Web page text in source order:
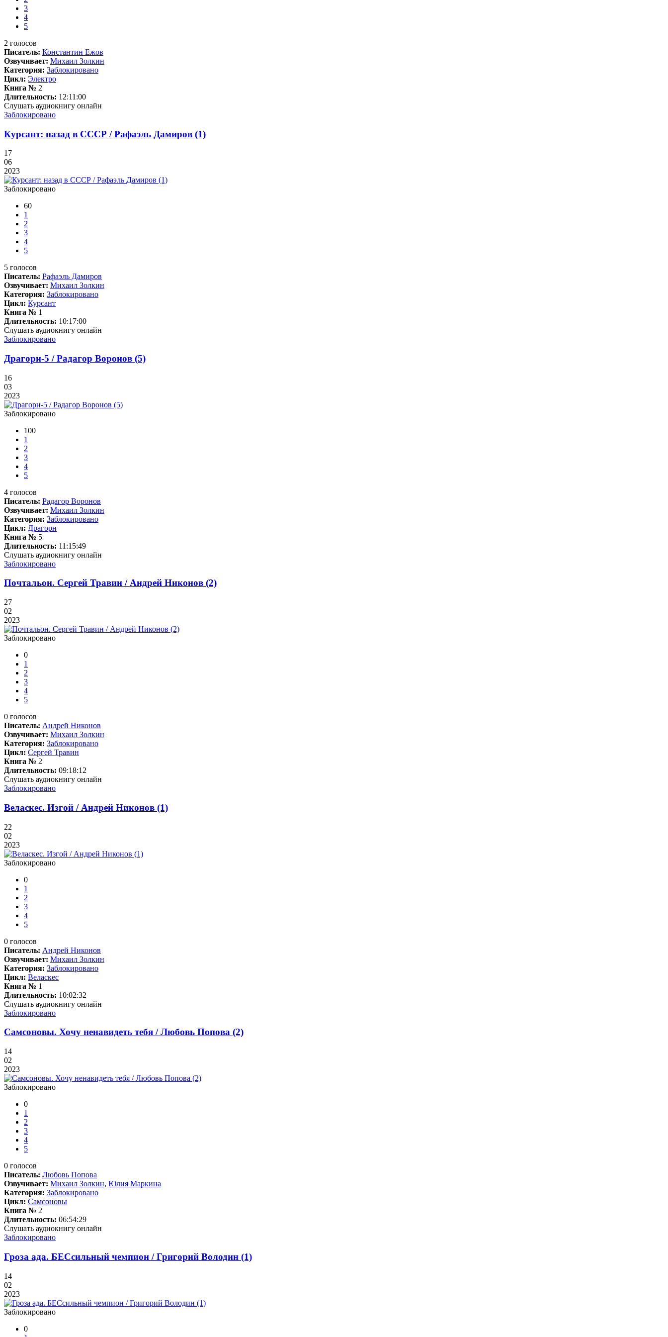
3
4
5
2 голосов
Писатель: Константин Ежов
Озвучивает: Михаил Золкин
Категория: Заблокировано
Цикл: Электро
Книга № 2
Длительность: 12:11:00
Слушать аудиокнигу онлайн
Заблокировано
Курсант: назад в СССР / Рафаэль Дамиров (1)
17
06
2023
Заблокировано
60
1
2
3
4
5
5 голосов
Писатель: Рафаэль Дамиров
Озвучивает: Михаил Золкин
Категория: Заблокировано
Цикл: Курсант
Книга № 1
Длительность: 10:17:00
Слушать аудиокнигу онлайн
Заблокировано
Драгорн-5 / Радагор Воронов (5)
16
03
2023
Заблокировано
100
1
2
3
4
5
4 голосов
Писатель: Радагор Воронов
Озвучивает: Михаил Золкин
Категория: Заблокировано
Цикл: Драгорн
Книга № 5
Длительность: 11:15:49
Слушать аудиокнигу онлайн
Заблокировано
Почтальон. Сергей Травин / Андрей Никонов (2)
27
02
2023
Заблокировано
0
1
2
3
4
5
0 голосов
Писатель: Андрей Никонов
Озвучивает: Михаил Золкин
Категория: Заблокировано
Цикл: Сергей Травин
Книга № 2
Длительность: 09:18:12
Слушать аудиокнигу онлайн
Заблокировано
Веласкес. Изгой / Андрей Никонов (1)
22
02
2023
Заблокировано
0
1
2
3
4
5
0 голосов
Писатель: Андрей Никонов
Озвучивает: Михаил Золкин
Категория: Заблокировано
Цикл: Веласкес
Книга № 1
Длительность: 10:02:32
Слушать аудиокнигу онлайн
Заблокировано
Самсоновы. Хочу ненавидеть тебя / Любовь Попова (2)
14
02
2023
Заблокировано
0
1
2
3
4
5
0 голосов
Писатель: Любовь Попова
Озвучивает: Михаил Золкин, Юлия Маркина
Категория: Заблокировано
Цикл: Самсоновы
Книга № 2
Длительность: 06:54:29
Слушать аудиокнигу онлайн
Заблокировано
Гроза ада. БЕСсильный чемпион / Григорий Володин (1)
14
02
2023
Заблокировано
0